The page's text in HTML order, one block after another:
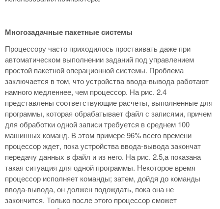
Многозадачные пакетные системы
Процессору часто приходилось простаивать даже при
автоматическом выполнении заданий под управлением
простой пакетной операционной системы. Проблема
заключается в том, что устройства ввода-вывода работают
намного медленнее, чем процессор. На рис. 2.4
представлены соответствующие расчеты, выполненные для
программы, которая обрабатывает файл с записями, причем
для обработки одной записи требуется в среднем 100
машинных команд. В этом примере 96% всего времени
процессор ждет, пока устройства ввода-вывода закончат
передачу данных в файл и из него. На рис. 2.5,а показана
такая ситуация для одной программы. Некоторое время
процессор исполняет команды; затем, дойдя до команды
ввода-вывода, он должен подождать, пока она не
закончится. Только после этого процессор сможет